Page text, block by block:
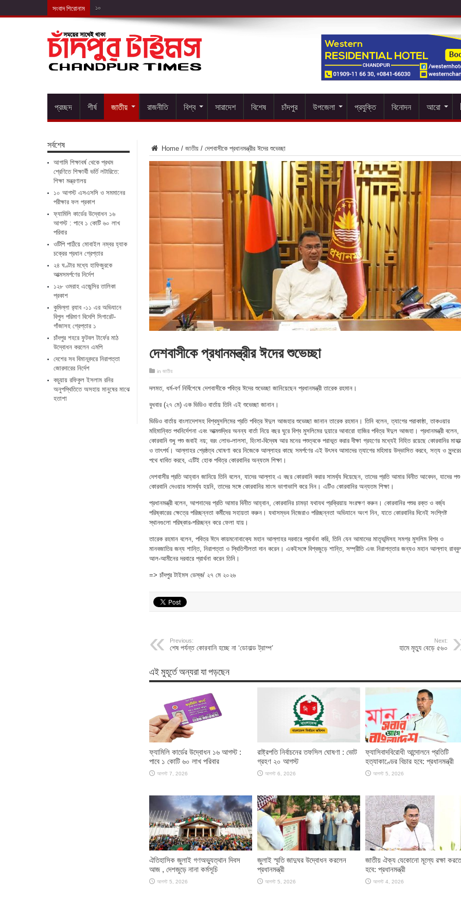
সংবাদ শিরোনাম ১০ আগস্ট এসএসসি ও সমমা
প্রচ্ছদ শীর্ষ জাতীয় রাজনীতি বিশ্ব সারাদেশ বিশেষ চাঁদপুর উপজেলা প্রযুক্তি বিনোদন আরো
Home / জাতীয় / দেশবাসীকে প্রধানমন্ত্রীর ঈদের শুভেচ্ছা
দেশবাসীকে প্রধানমন্ত্রীর ঈদের শুভেচ্ছা
in জাতীয়
দলমত, ধর্ম-বর্ণ নির্বিশেষে দেশবাসীকে পবিত্র ঈদের শুভেচ্ছা জানিয়েছেন প্রধানমন্ত্রী তারেক রহমান।
বুধবার (২৭ মে) এক ভিডিও বার্তায় তিনি এই শুভেচ্ছা জানান।
ভিডিও বার্তায় বাংলাদেশসহ বিশ্বমুসলিমের প্রতি পবিত্র ঈদুল আজহার শুভেচ্ছা জানান তারেক রহমান। তিনি বলেন, ত্যাগের পরাকাষ্ঠা, তাকওয়ার
মহিমান্বিত পথনির্দেশনা এবং আত্মশুদ্ধির অনন্য বার্তা নিয়ে বছর ঘুরে বিশ্ব মুসলিমের দুয়ারে আবারো হাজির পবিত্র ঈদুল আজহা। প্রধানমন্ত্রী বলেন,
কোরবানি শুধু পশু জবাই নয়; বরং লোভ-লালসা, হিংসা-বিদ্বেষ আর মনের পশুত্বকে পরাভূত করার দীক্ষা গ্রহণের মধ্যেই নিহিত রয়েছে কোরবানির
ও তাৎপর্য। আল্লাহর শ্রেষ্ঠত্ব ঘোষণা করে নিজেকে আল্লাহর কাছে সমর্পণের এই উৎসব আমাদের ত্যাগের মহিমায় উদ্ভাসিত করবে, সত্য ও সুন্দরের
পথে ধাবিত করবে, এটিই হোক পবিত্র কোরবানির অন্যতম শিক্ষা।
দেশবাসীর প্রতি আহ্বান জানিয়ে তিনি বলেন, যাদের আল্লাহ এ বছর কোরবানি করার সামর্থ্য দিয়েছেন, তাদের প্রতি আমার বিনীত আবেদন, যাদের পশু
কোরবানি দেওয়ার সামর্থ্য হয়নি, তাদের সঙ্গে কোরবানির মাংস ভাগাভাগি করে নিন। এটিও কোরবানির অন্যতম শিক্ষা।
প্রধানমন্ত্রী বলেন, আপনাদের প্রতি আমার বিনীত আহ্বান, কোরবানির চামড়া যথাযথ প্রক্রিয়ায় সংরক্ষণ করুন। কোরবানির পশুর রক্ত ও বর্জ্য
পরিষ্কারের ক্ষেত্রে পরিচ্ছন্নতা কর্মীদের সহায়তা করুন। যথাসম্ভব নিজেরাও পরিচ্ছন্নতা অভিযানে অংশ নিন, যাতে কোরবানির দিনেই সংশ্লিষ্ট
স্থানগুলো পরিষ্কার-পরিচ্ছন্ন করে ফেলা যায়।
তারেক রহমান বলেন, পবিত্র ঈদে কায়মনোবাক্যে মহান আল্লাহর দরবারে প্রার্থনা করি, তিনি যেন আমাদের মাতৃভূমিসহ সমগ্র মুসলিম বিশ্ব ও
মানবজাতির জন্য শান্তি, নিরাপত্তা ও স্থিতিশীলতা দান করেন। একইসঙ্গে বিশ্বজুড়ে শান্তি, সম্প্রীতি এবং নিরাপত্তার জন্যও মহান আল্লাহ
আল-আমীনের দরবারে প্রার্থনা করেন তিনি।
=> চাঁদপুর টাইমস ডেস্ক/ ২৭ মে ২০২৬
Previous:
শেষ পর্যন্ত কোরবানি হচ্ছে না ‘ডোনাল্ড ট্রাম্প’
Next:
হামে মৃত্যু বেড়ে ৫৬০
এই মুহূর্তে অন্যরা যা পড়ছেন
ফ্যামিলি কার্ডের উদ্বোধন ১৬ আগস্ট :
পাবে ১ কোটি ৬০ লাখ পরিবার
আগস্ট 7, 2026
রাষ্ট্রপতি নির্বাচনের তফসিল ঘোষণা : ভোট
গ্রহণ ২০ আগস্ট
আগস্ট 6, 2026
ফ্যাসিবাদবিরোধী আন্দোলনে প্রতিটি
হত্যাকাণ্ডের বিচার হবে: প্রধানমন্ত্রী
আগস্ট 5, 2026
ঐতিহাসিক জুলাই গণঅভ্যুত্থান দিবস
আজ , দেশজুড়ে নানা কর্মসূচি
আগস্ট 5, 2026
জুলাই স্মৃতি জাদুঘর উদ্বোধন করলেন
প্রধানমন্ত্রী
আগস্ট 5, 2026
জাতীয় ঐক্য যেকোনো মূল্যে রক্ষা করতে
হবে: প্রধানমন্ত্রী
আগস্ট 4, 2026
সর্বশেষ
আগামি শিক্ষাবর্ষ থেকে প্রথম
শ্রেণিতে শিক্ষার্থী ভর্তি লটারিতে:
শিক্ষা মন্ত্রণালয়
১০ আগস্ট এসএসসি ও সমমানের
পরীক্ষার ফল প্রকাশ
ফ্যামিলি কার্ডের উদ্বোধন ১৬
আগস্ট : পাবে ১ কোটি ৬০ লাখ
পরিবার
ওটিপি পাঠিয়ে মোবাইল নম্বর হ্যাক
চক্রের প্রধান গ্রেপ্তার
২৪ ঘণ্টার মধ্যে হাফিজুরকে
আত্মসমর্পণের নির্দেশ
১২৮ ওমরাহ এজেন্সির তালিকা
প্রকাশ
কুমিল্লা র‌্যাব -১১ এর অভিযানে
বিপুল পরিমাণ বিদেশি সিগারেট-
গাঁজাসহ গ্রেপ্তার ১
চাঁদপুর শহরে ফুটবল টার্ফের মাঠ
উদ্বোধন করলেন এমপি
দেশের সব বিমানবন্দরে নিরাপত্তা
জোরদারের নির্দেশ
কচুয়ায় রফিকুল ইসলাম রনির
অনুপস্থিতিতে অসহায় মানুষের মাঝে
হতাশা